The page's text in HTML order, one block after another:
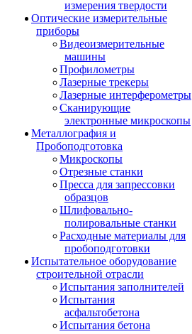
измерения твердости
Оптические измерительные
приборы
Видеоизмерительные
машины
Профилометры
Лазерные трекеры
Лазерные интерферометры
Сканирующие
электронные микроскопы
Металлография и
Пробоподготовка
Микроскопы
Отрезные станки
Пресса для запрессовки
образцов
Шлифовально-
полировальные станки
Расходные материалы для
пробоподготовки
Испытательное оборудование
строительной отрасли
Испытания заполнителей
Испытания
асфальтобетона
Испытания бетона